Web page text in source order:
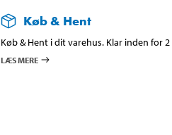
Køb & Hent
Køb & Hent i dit varehus. Klar inden for
LÆS MERE